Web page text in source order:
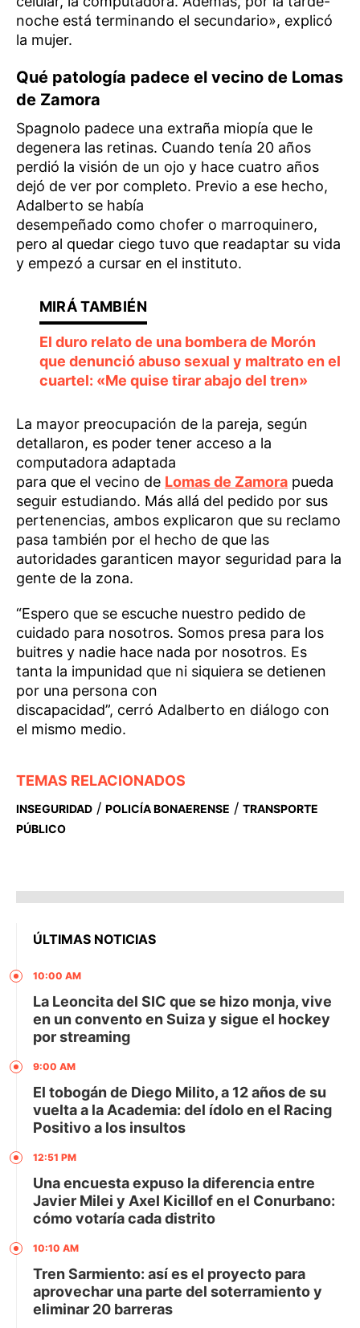
noche está terminando el secundario», explicó
la mujer.
Qué patología padece el vecino de Lomas
de Zamora
Spagnolo padece una extraña miopía que le
degenera las retinas. Cuando tenía 20 años
perdió la visión de un ojo y hace cuatro años
dejó de ver por completo. Previo a ese hecho,
Adalberto se había
desempeñado como chofer o marroquinero,
pero al quedar ciego tuvo que readaptar su vida
y empezó a cursar en el instituto.
El duro relato de una bombera de Morón
que denunció abuso sexual y maltrato en el
cuartel: «Me quise tirar abajo del tren»
La mayor preocupación de la pareja, según
detallaron, es poder tener acceso a la
computadora adaptada
para que el vecino de Lomas de Zamora pueda
seguir estudiando. Más allá del pedido por sus
pertenencias, ambos explicaron que su reclamo
pasa también por el hecho de que las
autoridades garanticen mayor seguridad para la
gente de la zona.
“Espero que se escuche nuestro pedido de
cuidado para nosotros. Somos presa para los
buitres y nadie hace nada por nosotros. Es
tanta la impunidad que ni siquiera se detienen
por una persona con
discapacidad”, cerró Adalberto en diálogo con
el mismo medio.
TEMAS RELACIONADOS
INSEGURIDAD / POLICÍA BONAERENSE / TRANSPORTE
PÚBLICO
ÚLTIMAS NOTICIAS
10:00 AM
La Leoncita del SIC que se hizo monja, vive
en un convento en Suiza y sigue el hockey
por streaming
9:00 AM
El tobogán de Diego Milito, a 12 años de su
vuelta a la Academia: del ídolo en el Racing
Positivo a los insultos
12:51 PM
Una encuesta expuso la diferencia entre
Javier Milei y Axel Kicillof en el Conurbano:
cómo votaría cada distrito
10:10 AM
Tren Sarmiento: así es el proyecto para
aprovechar una parte del soterramiento y
eliminar 20 barreras